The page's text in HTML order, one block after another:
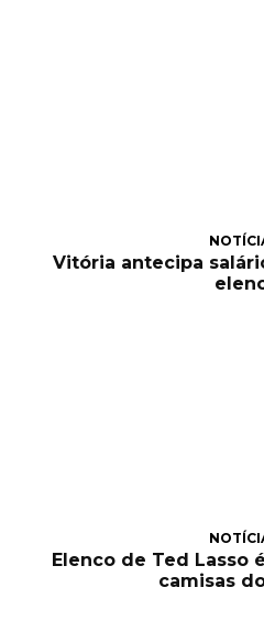
Vitória antecipa
Elenco de Ted Lasso
camisas